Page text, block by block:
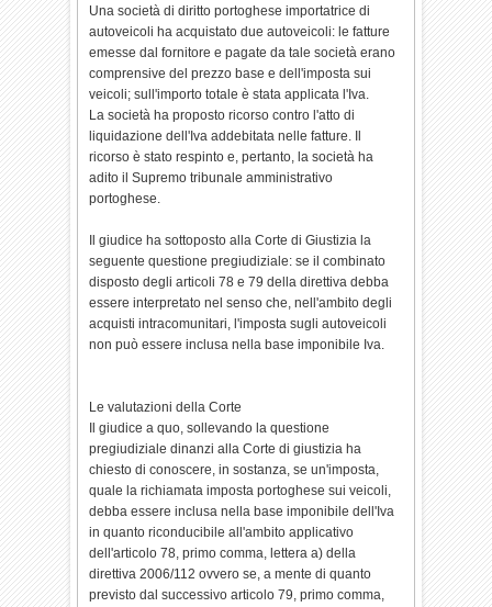
Una società di diritto portoghese importatrice di
autoveicoli ha acquistato due autoveicoli: le fatture
emesse dal fornitore e pagate da tale società erano
comprensive del prezzo base e dell'imposta sui
veicoli; sull'importo totale è stata applicata l'Iva.
La società ha proposto ricorso contro l'atto di
liquidazione dell'Iva addebitata nelle fatture. Il
ricorso è stato respinto e, pertanto, la società ha
adito il Supremo tribunale amministrativo
portoghese.
Il giudice ha sottoposto alla Corte di Giustizia la
seguente questione pregiudiziale: se il combinato
disposto degli articoli 78 e 79 della direttiva debba
essere interpretato nel senso che, nell'ambito degli
acquisti intracomunitari, l'imposta sugli autoveicoli
non può essere inclusa nella base imponibile Iva.
Le valutazioni della Corte
Il giudice a quo, sollevando la questione
pregiudiziale dinanzi alla Corte di giustizia ha
chiesto di conoscere, in sostanza, se un'imposta,
quale la richiamata imposta portoghese sui veicoli,
debba essere inclusa nella base imponibile dell'Iva
in quanto riconducibile all'ambito applicativo
dell'articolo 78, primo comma, lettera a) della
direttiva 2006/112 ovvero se, a mente di quanto
previsto dal successivo articolo 79, primo comma,